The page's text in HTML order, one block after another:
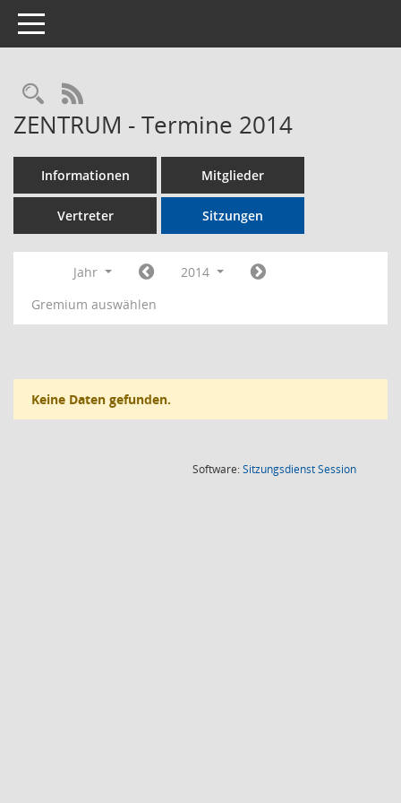
Toggle navigation
Rechercheauswahl
RSS-Feed
ZENTRUM - Termine 2014
Informationen Mitglieder
Vertreter Sitzungen
Jahr
2014
Gremium auswählen
Keine Daten gefunden.
Software:SitzungsdienstSession(Wird in